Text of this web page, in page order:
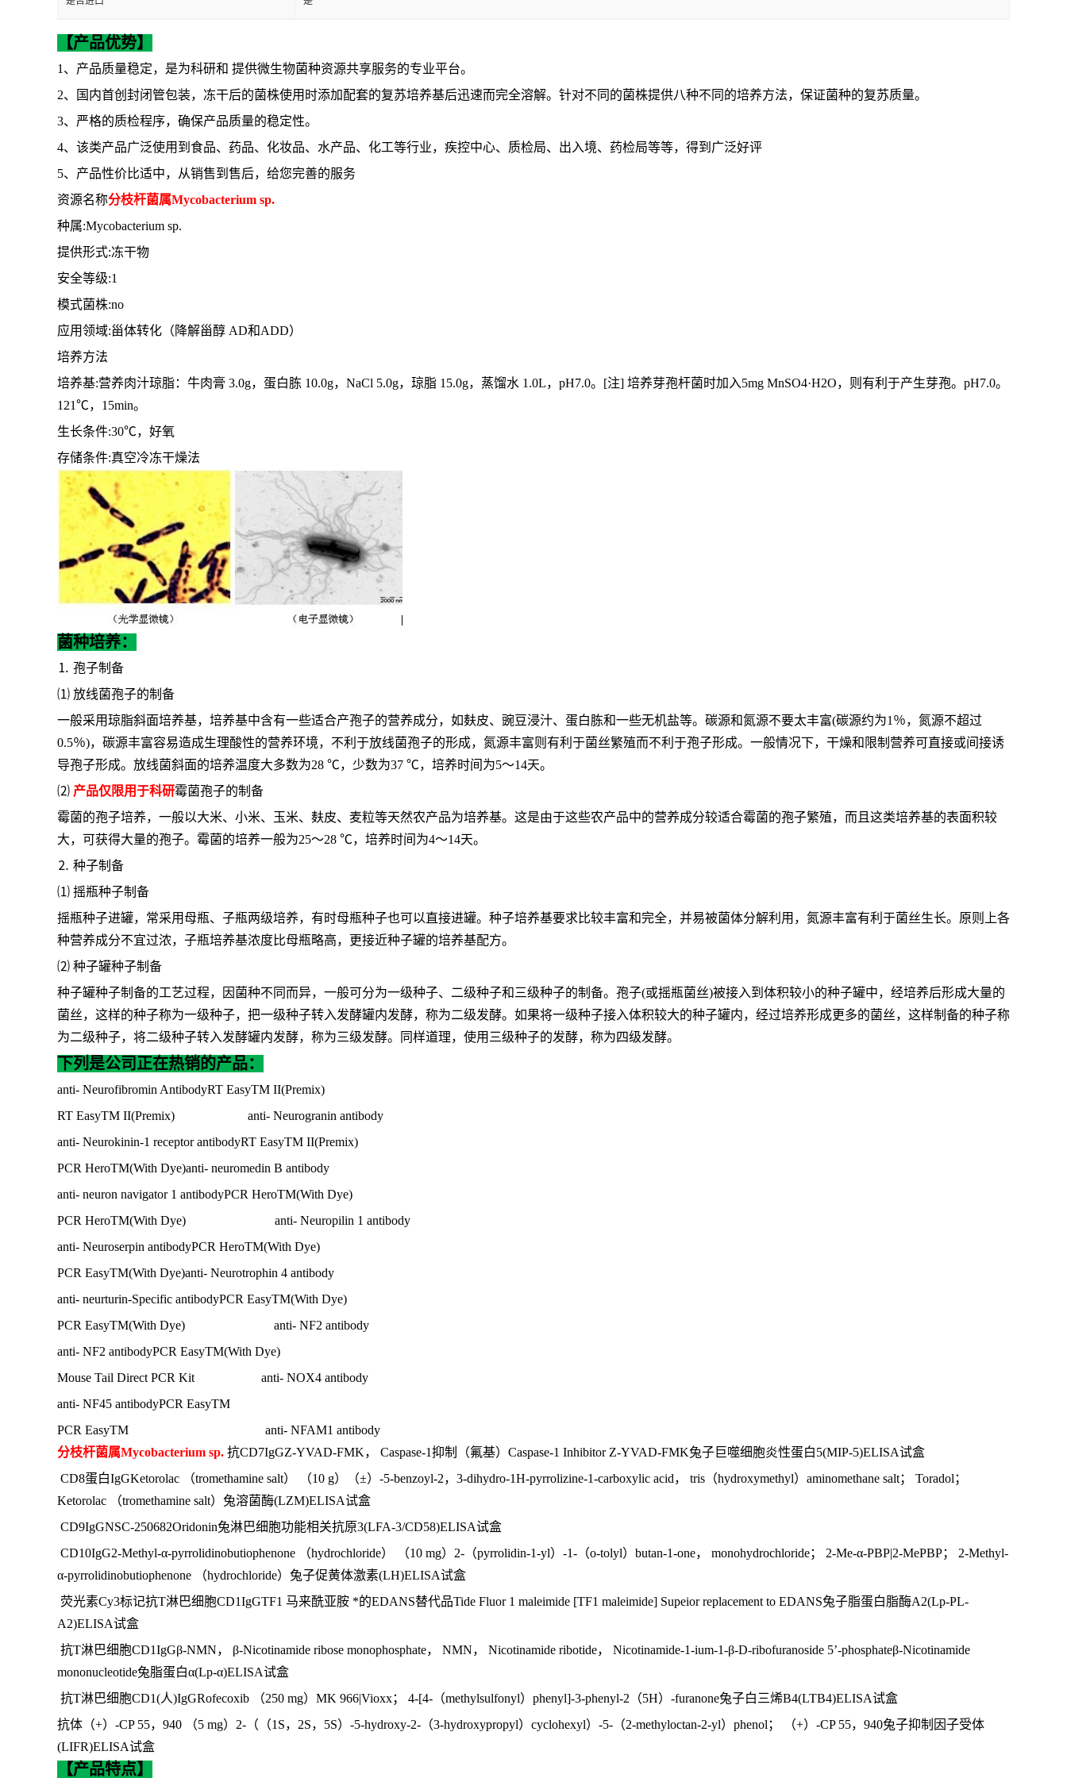
【产品优势】
1、产品质量稳定，是为科研和 提供微生物菌种资源共享服务的专业平台。
2、国内首创封闭管包装，冻干后的菌株使用时添加配套的复苏培养基后迅速而完全溶解。针对不同的菌株提供八种不同的培养方法，保证菌种的复苏质量。
3、严格的质检程序，确保产品质量的稳定性。
4、该类产品广泛使用到食品、药品、化妆品、水产品、化工等行业，疾控中心、质检局、出入境、药检局等等，得到广泛好评
5、产品性价比适中，从销售到售后，给您完善的服务
资源名称分枝杆菌属Mycobacterium sp.
种属:Mycobacterium sp.
提供形式:冻干物
安全等级:1
模式菌株:no
应用领域:甾体转化（降解甾醇 AD和ADD）
培养方法
培养基:营养肉汁琼脂：牛肉膏 3.0g，蛋白胨 10.0g，NaCl 5.0g，琼脂 15.0g，蒸馏水 1.0L，pH7.0。[注] 培养芽孢杆菌时加入5mg MnSO4·H2O，则有利于产生芽孢。pH7.0。
121℃，15min。
生长条件:30℃，好氧
存储条件:真空冷冻干燥法
菌种培养：
⒈ 孢子制备
⑴ 放线菌孢子的制备
一般采用琼脂斜面培养基，培养基中含有一些适合产孢子的营养成分，如麸皮、豌豆浸汁、蛋白胨和一些无机盐等。碳源和氮源不要太丰富(碳源约为1％，氮源不超过
0.5％)，碳源丰富容易造成生理酸性的营养环境，不利于放线菌孢子的形成，氮源丰富则有利于菌丝繁殖而不利于孢子形成。一般情况下，干燥和限制营养可直接或间接诱
导孢子形成。放线菌斜面的培养温度大多数为28 ℃，少数为37 ℃，培养时间为5～14天。
⑵ 产品仅限用于科研霉菌孢子的制备
霉菌的孢子培养，一般以大米、小米、玉米、麸皮、麦粒等天然农产品为培养基。这是由于这些农产品中的营养成分较适合霉菌的孢子繁殖，而且这类培养基的表面积较
大，可获得大量的孢子。霉菌的培养一般为25～28 ℃，培养时间为4～14天。
⒉ 种子制备
⑴ 摇瓶种子制备
摇瓶种子进罐，常采用母瓶、子瓶两级培养，有时母瓶种子也可以直接进罐。种子培养基要求比较丰富和完全，并易被菌体分解利用，氮源丰富有利于菌丝生长。原则上各
种营养成分不宜过浓，子瓶培养基浓度比母瓶略高，更接近种子罐的培养基配方。
⑵ 种子罐种子制备
种子罐种子制备的工艺过程，因菌种不同而异，一般可分为一级种子、二级种子和三级种子的制备。孢子(或摇瓶菌丝)被接入到体积较小的种子罐中，经培养后形成大量的
菌丝，这样的种子称为一级种子，把一级种子转入发酵罐内发酵，称为二级发酵。如果将一级种子接入体积较大的种子罐内，经过培养形成更多的菌丝，这样制备的种子称
为二级种子，将二级种子转入发酵罐内发酵，称为三级发酵。同样道理，使用三级种子的发酵，称为四级发酵。
下列是公司正在热销的产品：
anti- Neurofibromin AntibodyRT EasyTM II(Premix)
RT EasyTM II(Premix) anti- Neurogranin antibody
anti- Neurokinin-1 receptor antibodyRT EasyTM II(Premix)
PCR HeroTM(With Dye)anti- neuromedin B antibody
anti- neuron navigator 1 antibodyPCR HeroTM(With Dye)
PCR HeroTM(With Dye) anti- Neuropilin 1 antibody
anti- Neuroserpin antibodyPCR HeroTM(With Dye)
PCR EasyTM(With Dye)anti- Neurotrophin 4 antibody
anti- neurturin-Specific antibodyPCR EasyTM(With Dye)
PCR EasyTM(With Dye) anti- NF2 antibody
anti- NF2 antibodyPCR EasyTM(With Dye)
Mouse Tail Direct PCR Kit anti- NOX4 antibody
anti- NF45 antibodyPCR EasyTM
PCR EasyTM anti- NFAM1 antibody
分枝杆菌属Mycobacterium sp. 抗CD7IgGZ-YVAD-FMK， Caspase-1抑制（氟基）Caspase-1 Inhibitor Z-YVAD-FMK兔子巨噬细胞炎性蛋白5(MIP-5)ELISA试盒
CD8蛋白IgGKetorolac （tromethamine salt） （10 g）（±）-5-benzoyl-2，3-dihydro-1H-pyrrolizine-1-carboxylic acid， tris（hydroxymethyl）aminomethane salt； Toradol；
Ketorolac （tromethamine salt）兔溶菌酶(LZM)ELISA试盒
CD9IgGNSC-250682Oridonin兔淋巴细胞功能相关抗原3(LFA-3/CD58)ELISA试盒
CD10IgG2-Methyl-α-pyrrolidinobutiophenone （hydrochloride） （10 mg）2-（pyrrolidin-1-yl）-1-（o-tolyl）butan-1-one， monohydrochloride； 2-Me-α-PBP|2-MePBP； 2-Methyl-
α-pyrrolidinobutiophenone （hydrochloride）兔子促黄体激素(LH)ELISA试盒
荧光素Cy3标记抗T淋巴细胞CD1IgGTF1 马来酰亚胺 *的EDANS替代品Tide Fluor 1 maleimide [TF1 maleimide] Supeior replacement to EDANS兔子脂蛋白脂酶A2(Lp-PL-
A2)ELISA试盒
抗T淋巴细胞CD1IgGβ-NMN， β-Nicotinamide ribose monophosphate， NMN， Nicotinamide ribotide， Nicotinamide-1-ium-1-β-D-ribofuranoside 5’-phosphateβ-Nicotinamide
mononucleotide兔脂蛋白α(Lp-α)ELISA试盒
抗T淋巴细胞CD1(人)IgGRofecoxib （250 mg）MK 966|Vioxx； 4-[4-（methylsulfonyl）phenyl]-3-phenyl-2（5H）-furanone兔子白三烯B4(LTB4)ELISA试盒
抗体（+）-CP 55，940 （5 mg）2-（（1S，2S，5S）-5-hydroxy-2-（3-hydroxypropyl）cyclohexyl）-5-（2-methyloctan-2-yl）phenol； （+）-CP 55，940兔子抑制因子受体
(LIFR)ELISA试盒
【产品特点】